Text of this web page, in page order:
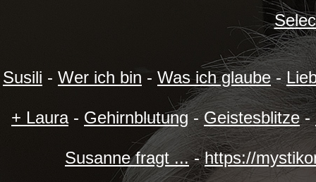
Susili - Wer ich bin - Was ich glaube-
+ Laura- Gehirnblutung-Geistesblitze-
Susanne fragt ...-https://